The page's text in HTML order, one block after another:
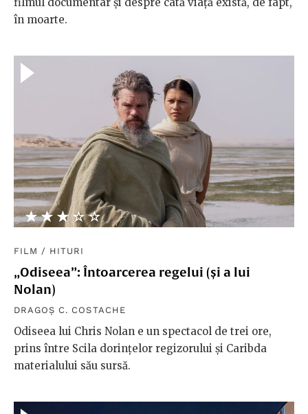
filmul documentar și despre câtă viață există, de fapt,
în moarte.
★★★★★
☆☆☆☆☆
FILM / HITURI
„Odiseea”: Întoarcerea regelui (și a lui
Nolan)
DRAGOȘ C. COSTACHE
Odiseea lui Chris Nolan e un spectacol de trei ore,
prins între Scila dorințelor regizorului și Caribda
materialului său sursă.